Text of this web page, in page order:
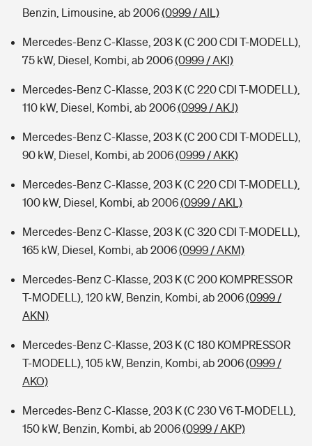
Benzin, Limousine, ab 2006(0999 / AIL)
Mercedes-Benz C-Klasse, 203 K (C 200 CDI T-MODELL),
75 kW, Diesel, Kombi, ab 2006(0999 / AKI)
Mercedes-Benz C-Klasse, 203 K (C 220 CDI T-MODELL),
110 kW, Diesel, Kombi, ab 2006(0999 / AKJ)
Mercedes-Benz C-Klasse, 203 K (C 200 CDI T-MODELL),
90 kW, Diesel, Kombi, ab 2006(0999 / AKK)
Mercedes-Benz C-Klasse, 203 K (C 220 CDI T-MODELL),
100 kW, Diesel, Kombi, ab 2006(0999 / AKL)
Mercedes-Benz C-Klasse, 203 K (C 320 CDI T-MODELL),
165 kW, Diesel, Kombi, ab 2006(0999 / AKM)
Mercedes-Benz C-Klasse, 203 K (C 200 KOMPRESSOR
T-MODELL), 120 kW, Benzin, Kombi, ab 2006(0999 /
AKN)
Mercedes-Benz C-Klasse, 203 K (C 180 KOMPRESSOR
T-MODELL), 105 kW, Benzin, Kombi, ab 2006(0999 /
AKO)
Mercedes-Benz C-Klasse, 203 K (C 230 V6 T-MODELL),
150 kW, Benzin, Kombi, ab 2006(0999 / AKP)